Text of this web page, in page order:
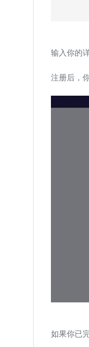
输入你的
注册后，
如果你已